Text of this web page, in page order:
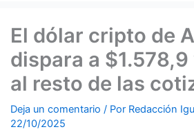
El dólar cripto de
dispara a
al resto de las
Deja un comentario / Por Redacción
22/10/2025